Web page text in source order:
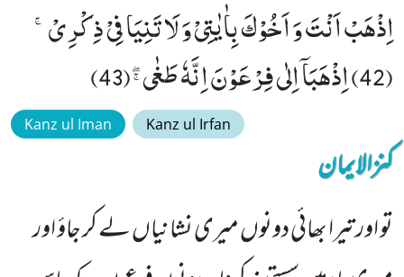
اِذْهَبْ اَنْتَ وَ اَخُوْكَ بِاٰیٰتِیْ وَ لَا تَنِیَا فِیْ ذِكْرِیْۚ
(42) اِذْهَبَاۤ اِلٰى فِرْعَوْنَ اِنَّهٗ طَغٰىﭕ(43)
Kanz ul Iman Kanz ul Irfan
کنزالایمان
تو اور تیرا بھائی دونوں میری نشانیاں لے کر جاؤ اور